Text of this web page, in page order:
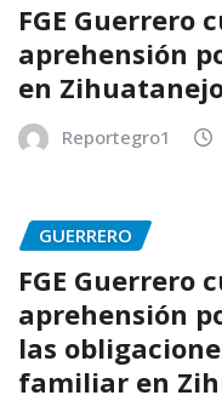
FGE Guerrero
aprehensión
en
Reportegro1
GUERRERO
FGE Guerrero
aprehensión
las
familiar en